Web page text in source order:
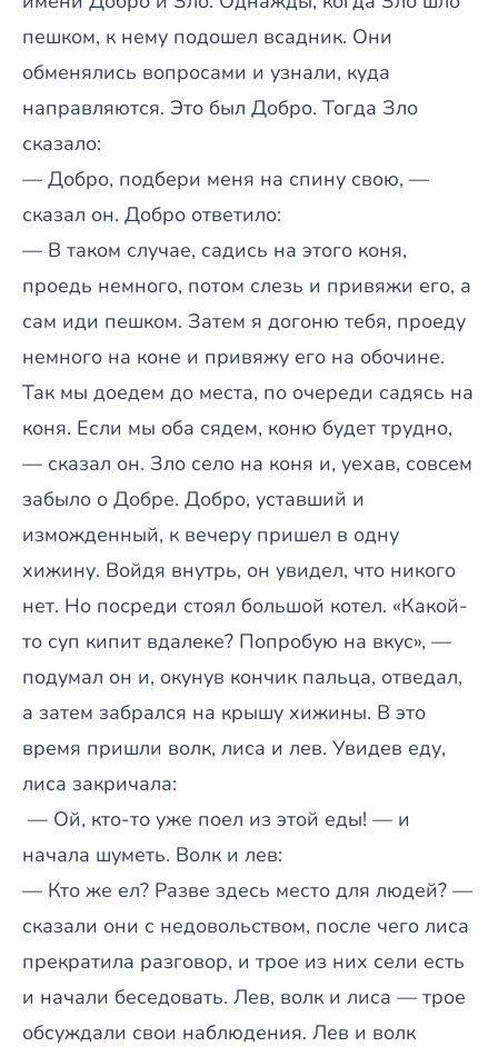
пешком, к нему подошел всадник. Они
обменялись вопросами и узнали, куда
направляются. Это был Добро. Тогда Зло
сказало:
— Добро, подбери меня на спину свою, —
сказал он. Добро ответило:
— В таком случае, садись на этого коня,
проедь немного, потом слезь и привяжи его, а
сам иди пешком. Затем я догоню тебя, проеду
немного на коне и привяжу его на обочине.
Так мы доедем до места, по очереди садясь на
коня. Если мы оба сядем, коню будет трудно,
— сказал он. Зло село на коня и, уехав, совсем
забыло о Добре. Добро, уставший и
изможденный, к вечеру пришел в одну
хижину. Войдя внутрь, он увидел, что никого
нет. Но посреди стоял большой котел. «Какой-
то суп кипит вдалеке? Попробую на вкус», —
подумал он и, окунув кончик пальца, отведал,
а затем забрался на крышу хижины. В это
время пришли волк, лиса и лев. Увидев еду,
лиса закричала:
— Ой, кто-то уже поел из этой еды! — и
начала шуметь. Волк и лев:
— Кто же ел? Разве здесь место для людей? —
сказали они с недовольством, после чего лиса
прекратила разговор, и трое из них сели есть
и начали беседовать. Лев, волк и лиса — трое
обсуждали свои наблюдения. Лев и волк